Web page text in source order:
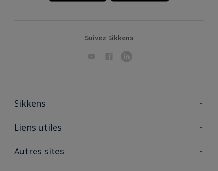
Suivez Sikkens
Sikkens
A propos de Sikkens
Liens utiles
Ouvrir un magasin PASS
Autres sites